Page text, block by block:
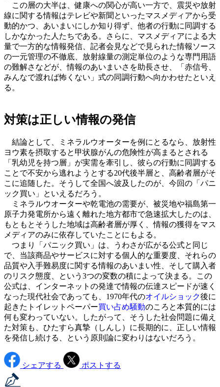
この層の大半は、健康への関心が高い一方で、震災や放射
線に関する情報はテレビや新聞といったマスメディアから受
動的かつ、あいまいにしか知り得ず、他者の行動に同調する
しかなかった人たちである。さらに、マスメディアによる大
量で一方的な情報発信、記者会見などで見られた情報ソース
の一元管理の不徹底、放射線量の測定単位のような専門用語
の難解さなどが、情報のあいまいさを助長させ、「赤信号、
みんなで渡れば怖くない」式の同調行動へ向かわせたといえ
る。
対策は正しい情報の発信
結論として、ミネラルウオーターを例にとるなら、放射性
ヨウ素を摂取すると甲状腺がんの危険性が高まるとされる
「乳幼児を持つ層」が実需を牽引し、彼らの行動に同調する
ことで不安から逃れようとする20代後半層と、高齢者層がそ
こに追随した。そうして全国へ波及したのが、今回の「パニ
ック買い」といえるだろう。
ミネラルウオーターや乾電池の需要が、被災地や福島第一
原子力発電所から遠く離れた地方都市で急速拡大したのは、
もともとそうした地域は高齢者層が厚く、情報の獲得をマス
メディアのみに依存していたことにもよる。
つまり「パニック買い」は、うわさが広がる公式と同じ
で、当該商品やサービスに対する個人的な重要度、それらの
品質や入手難易度に関する情報のあいまい性、そして購入者
のリスク態度、という3つの変数の積によって決まる。この
公式は、インターネットの発達で情報の伝達スピードが速く
なった現代社会であっても、1970年代のオイルショック後に
起きたトイレットペーパー買い占め騒動のころと本質的には
何も変わっていない。したがって、そうした社会問題に備え
た対策も、ひたすら真摯（しんし）に長期的に、正しい情報
を発信し続ける、という原則論に変わりはないだろう。
シェアする ポストする